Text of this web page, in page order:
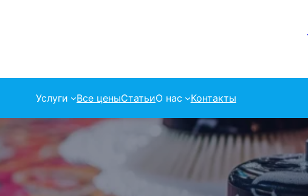
Услуги Все ценыСтатьиО нас Контакты